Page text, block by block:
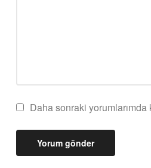
Daha sonraki yorumlarımda